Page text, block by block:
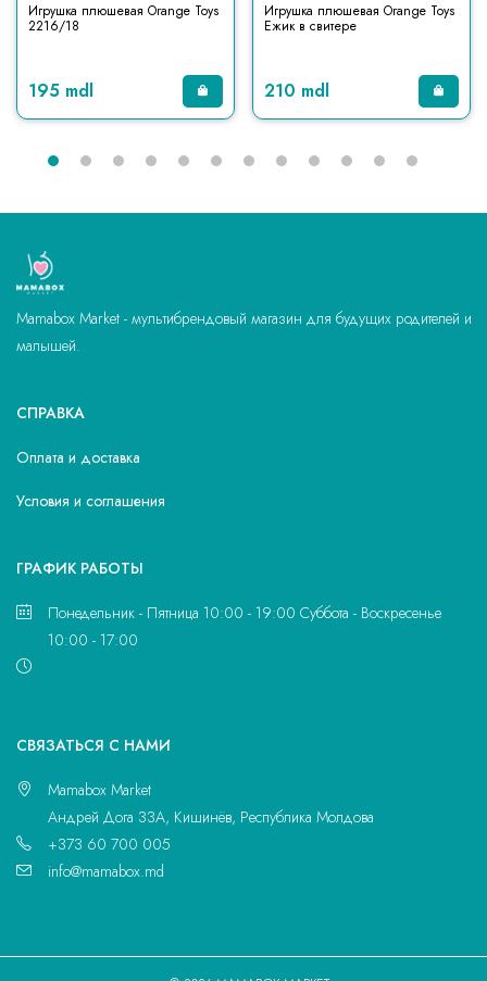
Игрушка плюшевая Orange Toys
2216/18
195 mdl
Игрушка плюшевая Orange Toys
Ежик в свитере
210 mdl
Mamabox Market - мультибрендовый магазин для будущих родителей и
малышей.
СПРАВКА
Оплата и доставка
Условия и соглашения
ГРАФИК РАБОТЫ
Понедельник - Пятница 10:00 - 19:00 Суббота - Воскресенье
10:00 - 17:00
CВЯЗАТЬСЯ С НАМИ
Mamabox Market
Андрей Дога 33A, Кишинёв, Республика Молдова
+373 60 700 005
info@mamabox.md